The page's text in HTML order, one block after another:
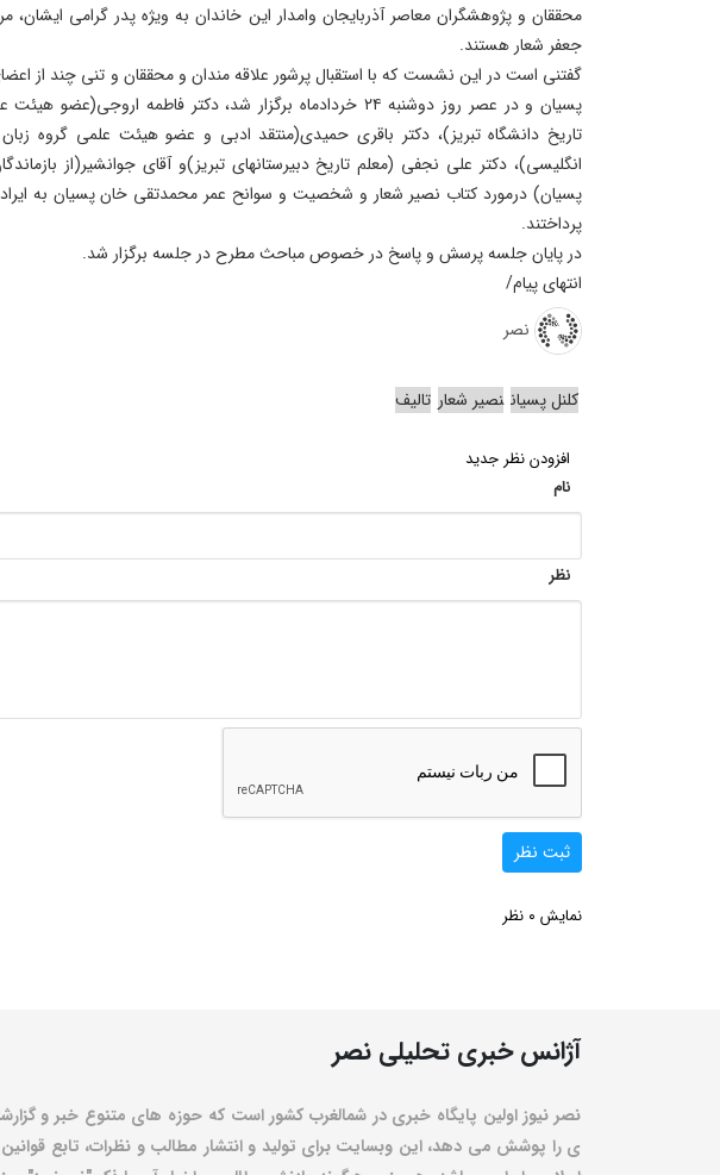
محققان و پژوهشگران معاصر آذربایجان وامدار این خاندان به ویژه پدر گرامی ایشان،
جعفر شعار هستند.
گفتنی است در این نشست که با استقبال پرشور علاقه مندان و محققان و تنی چند از
پسیان و در عصر روز دوشنبه ۲۴ خردادماه برگزار شد، دکتر فاطمه اروجی(عضو
تاریخ دانشگاه تبریز)، دکتر باقری حمیدی(منتقد ادبی و عضو هیئت علمی گروه
انگلیسی)، دکتر علی نجفی (معلم تاریخ دبیرستانهای تبریز)و آقای جوانشیر(از
پسیان) درمورد کتاب نصیر شعار و شخصیت و سوانح عمر محمدتقی خان پسیان به
پرداختند.
در پایان جلسه پرسش و پاسخ در خصوص مباحث مطرح در جلسه برگزار شد.
انتهای پیام/
نصر
کلنل پسیان نصیر شعار تالیف
افزودن نظر جدید
نام
نظر
ثبت نظر
نمایش 0 نظر
آژانس خبری تحلیلی نصر
نصر نیوز اولین پایگاه خبری در شمالغرب کشور است که حوزه های متنوع خبر و
ی را پوشش می دهد، این وبسایت برای تولید و انتشار مطالب و نظرات، تابع